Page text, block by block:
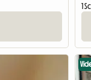
1